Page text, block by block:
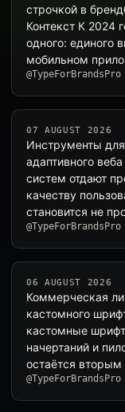
строчкой в
Контекст К 2024
одного: единого
мобильном
@TypeForBrandsPro
07 AUGUST 2026
Инструменты
адаптивного
систем отдают
качеству
становится не
@TypeForBrandsPro
06 AUGUST 2026
Коммерческая
кастомного
кастомные
начертаний и
остаётся
@TypeForBrandsPro